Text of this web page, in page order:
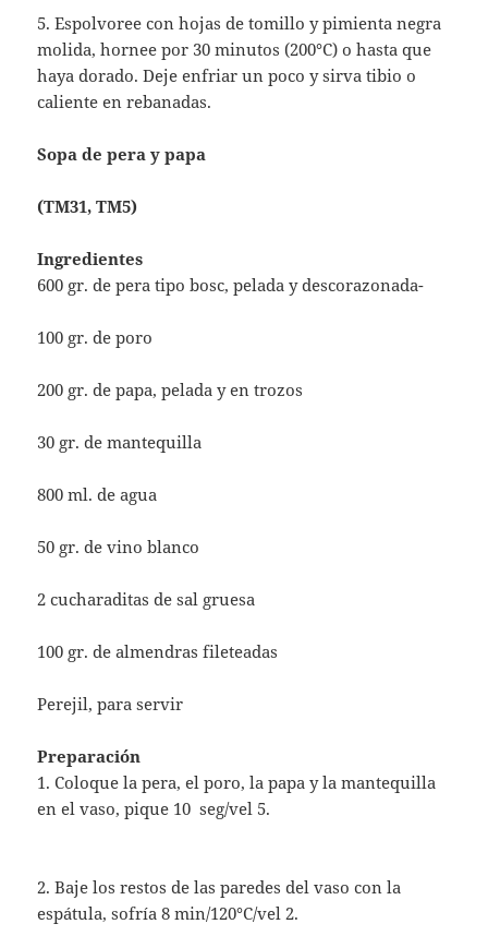
5. Espolvoree con hojas de tomillo y pimienta negra
molida, hornee por 30 minutos (200°C) o hasta que
haya dorado. Deje enfriar un poco y sirva tibio o
caliente en rebanadas.
Sopa de pera y papa
(TM31, TM5)
Ingredientes
600 gr. de pera tipo bosc, pelada y descorazonada-
100 gr. de poro
200 gr. de papa, pelada y en trozos
30 gr. de mantequilla
800 ml. de agua
50 gr. de vino blanco
2 cucharaditas de sal gruesa
100 gr. de almendras fileteadas
Perejil, para servir
Preparación
1. Coloque la pera, el poro, la papa y la mantequilla
en el vaso, pique 10 seg/vel 5.
2. Baje los restos de las paredes del vaso con la
espátula, sofría 8 min/120°C/vel 2.